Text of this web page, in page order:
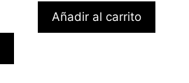
Añadir al carrito